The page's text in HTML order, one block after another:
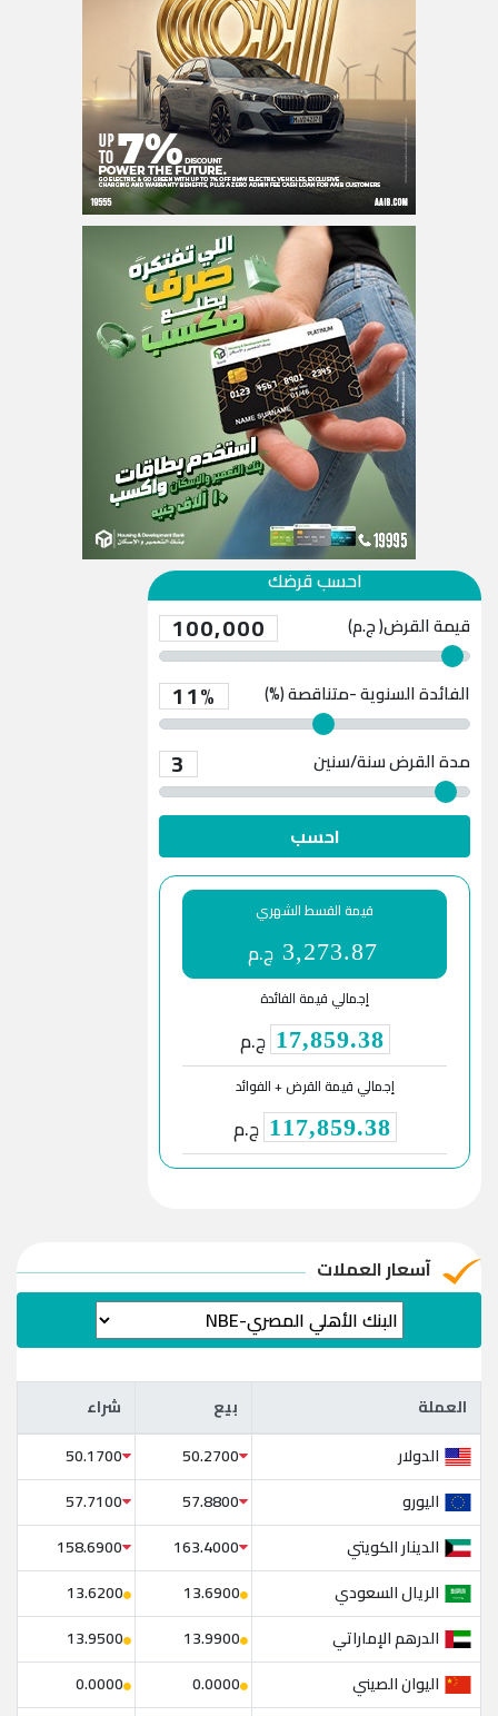
احسب قرضك
قيمة القرض( ج.م) 100,000
الفائدة السنوية -متناقصة (%) 11%
مدة القرض 3 سنة/سنين
احسب
قيمة القسط الشهري
3,273.87 ج.م
إجمالي قيمة الفائدة
17,859.38 ج.م
إجمالي قيمة القرض + الفوائد
117,859.38 ج.م
آسعار العملات
العملة بيع شراء العملة بيع
شراء
الدولار
50.2700
50.1700
اليورو
57.8800
57.7100
الدينار الكويتي
163.4000
158.6900
الريال السعودي
13.6900
13.6200
الدرهم الإماراتي
13.9900
13.9500
اليوان الصيني
0.0000
0.0000